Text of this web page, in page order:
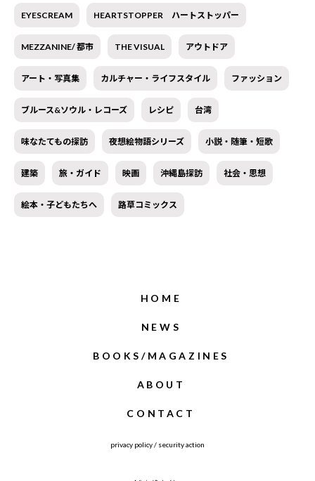
EYESCREAM HEARTSTOPPER ハートストッパー
MEZZANINE/ 都市 THE VISUAL アウトドア
アート・写真集 カルチャー・ライフスタイル ファッション
ブルース&ソウル・レコーズ レシピ 台湾
味なたてもの探訪 夜想絵物語シリーズ 小説・随筆・短歌
建築 旅・ガイド 映画 沖縄島探訪 社会・思想
絵本・子どもたちへ 路草コミックス
HOME
NEWS
BOOKS/MAGAZINES
ABOUT
CONTACT
privacy policy/ security action